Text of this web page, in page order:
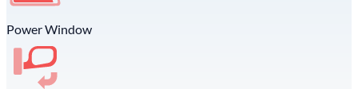
Power Window